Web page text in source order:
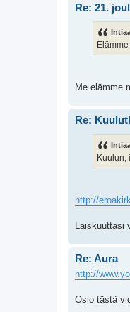
Re: 21.
Me elämme
Re:
Kuulun,
http://
Re: Aura
http://
Osio tästä